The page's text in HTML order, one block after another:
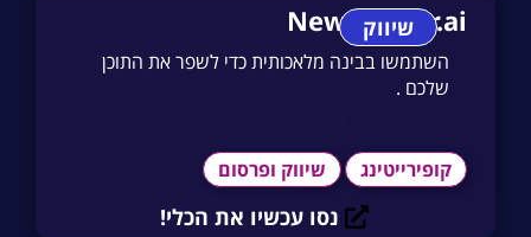
שיווק
Newswriter.ai
השתמשו בבינה מלאכותית כדי לשפר את התוכן
שלכם .
קופירייטינג שיווק ופרסום
נסו עכשיו את הכלי!